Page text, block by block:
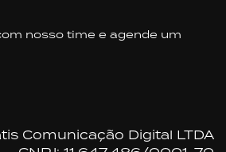
nosso time e agende um
Comunicação Digital LTDA